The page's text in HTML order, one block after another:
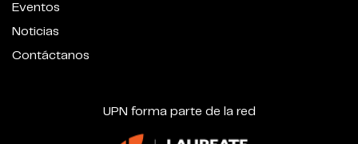
Eventos
Noticias
Contáctanos
UPN forma parte de la red